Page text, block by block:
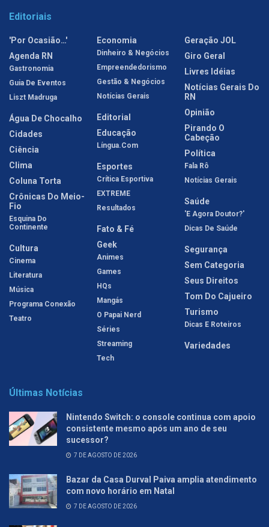
Editoriais
'Por Ocasião…'
Agenda RN
Gastronomia
Guia De Eventos
Liszt Madruga
Água De Chocalho
Cidades
Ciência
Clima
Coluna Torta
Crônicas Do Meio-
Fio
Esquina Do
Continente
Cultura
Cinema
Literatura
Música
Programa Conexão
Teatro
Economia
Dinheiro & Negócios
Empreendedorismo
Gestão & Negócios
Notícias Gerais
Editorial
Educação
Língua.com
Esportes
Crítica Esportiva
EXTREME
Resultados
Fato & Fé
Geek
Animes
Games
HQs
Mangás
O Papai Nerd
Séries
Streaming
Tech
Geração JOL
Giro Geral
Livres Idéias
Notícias Gerais Do
RN
Opinião
Pirando O
Cabeção
Política
Fala Rô
Notícias Gerais
Saúde
'E Agora Doutor?'
Dicas De Saúde
Segurança
Sem Categoria
Seus Direitos
Tom Do Cajueiro
Turismo
Dicas E Roteiros
Variedades
Últimas Notícias
Nintendo Switch: o console continua com apoio
consistente mesmo após um ano de seu
sucessor?
7 DE AGOSTO DE 2026
Bazar da Casa Durval Paiva amplia atendimento
com novo horário em Natal
7 DE AGOSTO DE 2026